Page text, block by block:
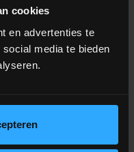
cookies
en advertenties te
media te bieden
producten)
niet terug op onze
we kunnen alle